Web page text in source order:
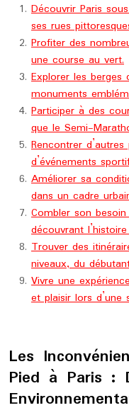
Découvrir Paris
ses rues
Profiter des
une course au vert.
Explorer les
monuments
Participer à des
que le Semi-
Rencontrer
d’événements
Améliorer sa
dans un cadre
Combler son
découvrant
Trouver des
niveaux, du
Vivre une
et plaisir lors d’une
Les
Pied à Paris :